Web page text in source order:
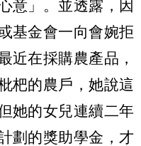
意」。並透露，因
基金會一向會婉拒
近在採購農產品，
杷的農戶，她說這
她的女兒連續二年
劃的獎助學金，才